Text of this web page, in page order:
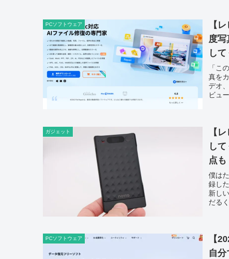
PCソフトウェア
【
度写
し
「こ
真を
デオ
ビュ
ガジェット
【
し
点も
僕は
録し
新し
だる
PCソフトウェア
【
自